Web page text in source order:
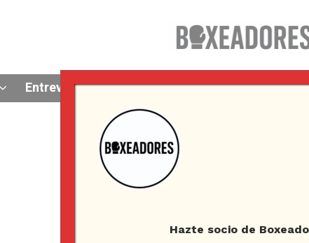
Entrevistas Columnas Box Clásico
Hazte socio de